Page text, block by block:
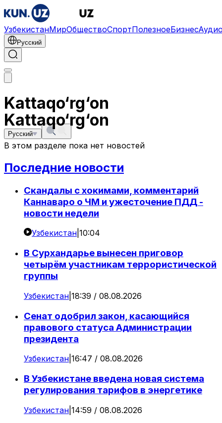
УзбекистанМирОбществоСпортПолезноеБизнес
Русский
Kattaqo‘rg‘on
Русский
Kattaqo‘rg‘on
В этом разделе пока нет новостей
Последние новости
Скандалы с хокимами, комментарий
Каннаваро о ЧМ и ужесточение ПДД -
новости недели
Узбекистан 10:04
В Сурхандарье вынесен приговор
четырём участникам террористической
группы
Узбекистан 18:39 / 08.08.2026
Сенат одобрил закон, касающийся
правового статуса Администрации
президента
Узбекистан 16:47 / 08.08.2026
В Узбекистане введена новая система
регулирования тарифов в энергетике
Узбекистан 14:59 / 08.08.2026